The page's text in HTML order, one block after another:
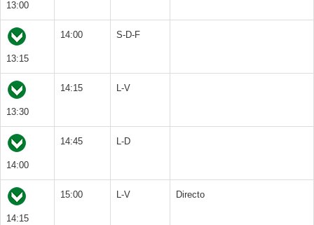
13:00
13:15
14:00 S-D-F
13:30
14:15 L-V
14:00
14:45 L-D
14:15
15:00 L-V Directo